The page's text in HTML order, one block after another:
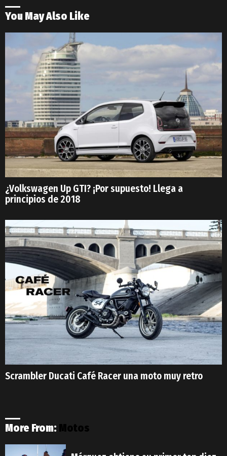
You May Also Like
¿Volkswagen Up GTI? ¡Por supuesto! Llega a
principios de 2018
Scrambler Ducati Café Racer una moto muy retro
More From: Motos